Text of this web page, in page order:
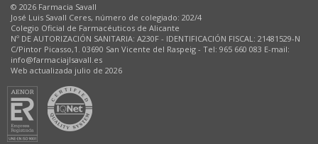
© 2026 Farmacia Savall
José Luis Savall Ceres, número de colegiado: 202/4
Colegio Oficial de Farmacéuticos de Alicante
Nº DE AUTORIZACIÓN SANITARIA: A230F - IDENTIFICACIÓN FISCAL: 21481529-N
C/Pintor Picasso,1. 03690 San Vicente del Raspeig - Tel: 965 660 083 E-mail:
info@farmaciajlsavall.es
Web actualizada julio de 2026